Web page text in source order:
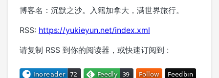
博客名：沉默之沙。入籍加拿大，满世界旅行。
RSS: https://yukieyun.net/index.xml
请复制 RSS 到你的阅读器，或快速订阅到 :